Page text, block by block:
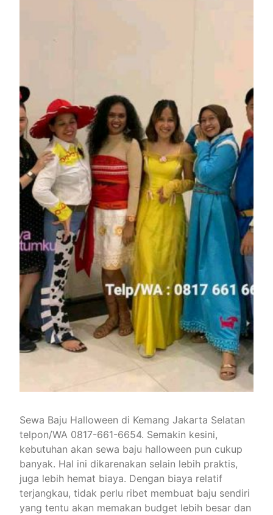
Sewa Baju Halloween di Kemang Jakarta Selatan
telpon/WA 0817-661-6654. Semakin kesini,
kebutuhan akan sewa baju halloween pun cukup
banyak. Hal ini dikarenakan selain lebih praktis,
juga lebih hemat biaya. Dengan biaya relatif
terjangkau, tidak perlu ribet membuat baju sendiri
yang tentu akan memakan budget lebih besar dan